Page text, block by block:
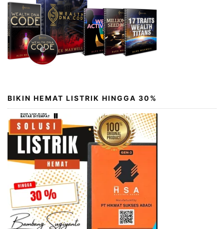
BIKIN HEMAT LISTRIK HINGGA 30%